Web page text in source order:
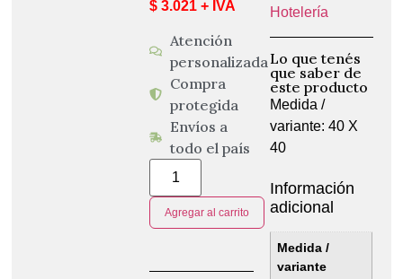
$ 3.021 + IVA
Atención
personalizada
Compra
protegida
Envíos a
todo el país
Agregar al carrito
Hotelería
Lo que tenés
que saber de
este producto
Medida /
variante: 40 X
40
Información
adicional
Medida /
variante